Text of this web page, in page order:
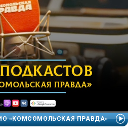
«КОМСОМОЛЬСКАЯ ПРАВДА»